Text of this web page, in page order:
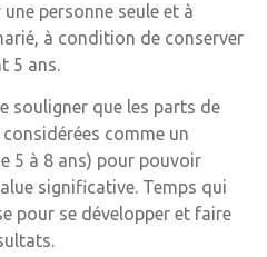
personne seule et à
à condition de conserver
5 ans.
souligner que les parts de
considérées comme un
5 à 8 ans) pour pouvoir
significative. Temps qui
pour se développer et faire